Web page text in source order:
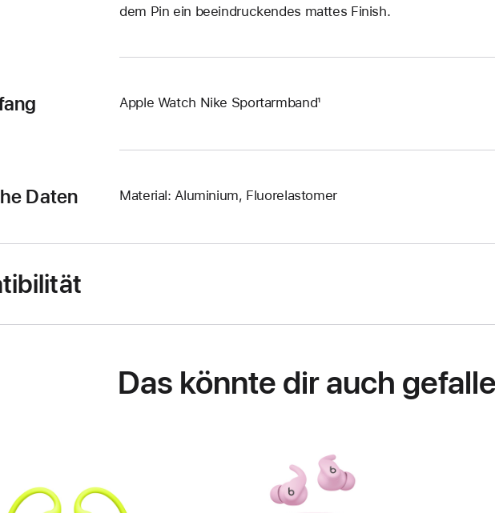
dem Pin ein beeindruckendes mattes Finish.
Apple Watch Nike Sportarmband¹
Daten Material: Aluminium, Fluorelastomer
Das könnte dir auch